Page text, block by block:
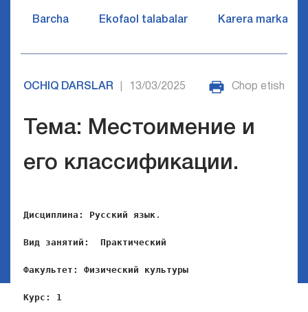
Barcha Ekofaol talabalar Karera markazi
OCHIQ DARSLAR 13/03/2025 Chop etish
Тема: Местоимение и
его классификации.
Дисциплина: Русский язык.
Вид занятий: Практический
Факультет: Физический культуры
Курс: 1